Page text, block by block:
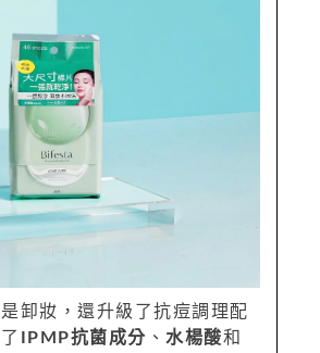
卸妝，還升級了抗痘調理配
IPMP抗菌成分 、 水楊酸和